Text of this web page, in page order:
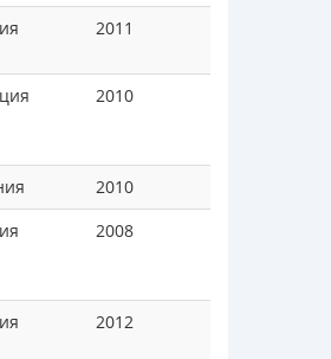
2011
2010
2010
2008
2012